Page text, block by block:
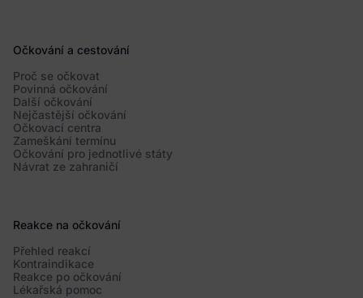
Očkování a cestování
Proč se očkovat
Povinná očkování
Další očkování
Nejčastější očkování
Očkovací centra
Zameškání termínu
Očkování pro jednotlivé státy
Návrat ze zahraničí
Reakce na očkování
Přehled reakcí
Kontraindikace
Reakce po očkování
Lékařská pomoc